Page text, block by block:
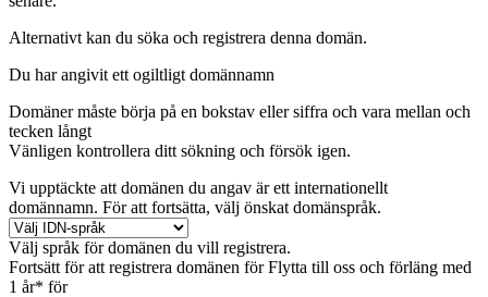
Alternativt kan du söka och registrera denna domän.
Du har angivit ett ogiltligt domännamn
Domäner måste börja på en bokstav eller siffra och vara mellan och
tecken långt
Vänligen kontrollera ditt sökning och försök igen.
Vi upptäckte att domänen du angav är ett internationellt
domännamn. För att fortsätta, välj önskat domänspråk.
Välj språk för domänen du vill registrera.
Fortsätt för att registrera domänen för Flytta till oss och förläng med
1 år* för